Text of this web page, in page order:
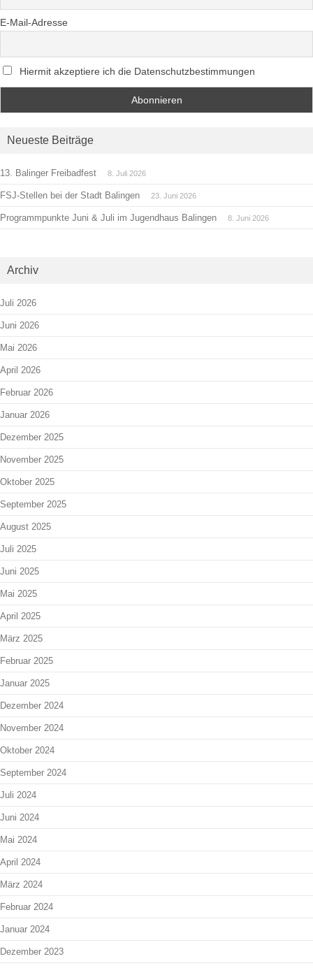
E-Mail-Adresse
Hiermit akzeptiere ich die Datenschutzbestimmungen
Neueste Beiträge
13. Balinger Freibadfest 8. Juli 2026
FSJ-Stellen bei der Stadt Balingen 23. Juni 2026
Programmpunkte Juni & Juli im Jugendhaus Balingen 8. Juni 2026
Archiv
Juli 2026
Juni 2026
Mai 2026
April 2026
Februar 2026
Januar 2026
Dezember 2025
November 2025
Oktober 2025
September 2025
August 2025
Juli 2025
Juni 2025
Mai 2025
April 2025
März 2025
Februar 2025
Januar 2025
Dezember 2024
November 2024
Oktober 2024
September 2024
Juli 2024
Juni 2024
Mai 2024
April 2024
März 2024
Februar 2024
Januar 2024
Dezember 2023